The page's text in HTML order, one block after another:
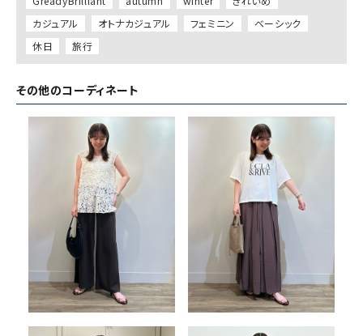
カジュアル
オトナカジュアル フェミニン
ベーシック
休日
旅行
その他のコーディネート